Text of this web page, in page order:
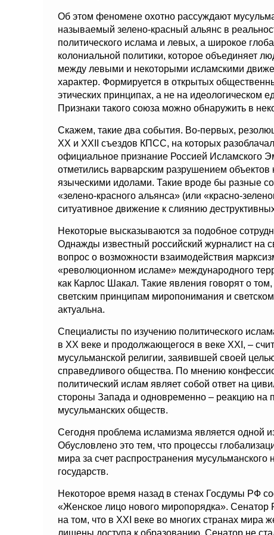
Об этом феномене охотно рассуждают
называемый зелено-красный альянс в
политического ислама и левых, а широкое
колониальной политики, которое объединяет
между левыми и некоторыми исламскими
характер. Формируется в открытых
этических принципах, а не на идеологическом
Признаки такого союза можно обнаружить в
Скажем, такие два события. Во-первых,
XX и XXII съездов КПСС, на которых
официальное признание Россией Исламского
отметились варварским разрушением
языческими идолами. Такие вроде бы разные
«зелено-красного альянса» (или «красно-
ситуативное движение к слиянию
Некоторые высказываются за подобное
Однажды известный российский журналист на
вопрос о возможности взаимодействия
«революционном исламе» международного
как Карлос Шакал. Такие явления говорят о
светским принципам миропонимания и
актуальна.
Специалисты по изучению политического
в ХХ веке и продолжающегося в веке XXI, –
мусульманской религии, заявившей своей
справедливого общества. По мнению
политический ислам являет собой ответ на
стороны Запада и одновременно – реакцию на
мусульманских обществ.
Сегодня проблема исламизма является одной
Обусловлено это тем, что процессы
мира за счет распространения
государств.
Некоторое время назад в стенах Госдумы РФ
«Женское лицо нового миропорядка».
на том, что в XXI веке во многих странах
лишены доступа к образованию. Сенатор не